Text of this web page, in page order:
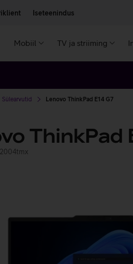
Iseteenindus
Mobiil TV ja striiming
Sülearvutid Lenovo ThinkPad E14 G7
ThinkPad